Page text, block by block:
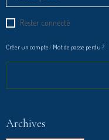
Rester connecté
Créer un compte | Mot de passe perdu ?
Archives